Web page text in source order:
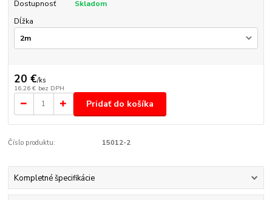
Dostupnosť
Skladom
Dĺžka
20 €/ks
16,26 € bez DPH
Pridať do košíka
Číslo produktu: 15012-2
Kompletné špecifikácie